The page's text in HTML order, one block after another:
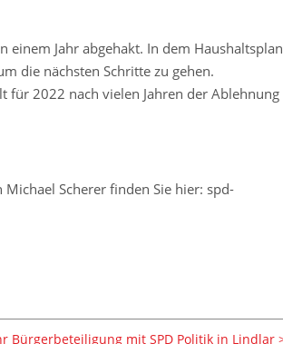
Jahr abgehakt. In dem Haushaltsplan
die nächsten Schritte zu gehen.
für 2022 nach vielen Jahren der Ablehnung
Scherer finden Sie hier: spd-
Bürgerbeteiligung mit SPD Politik in Lindlar